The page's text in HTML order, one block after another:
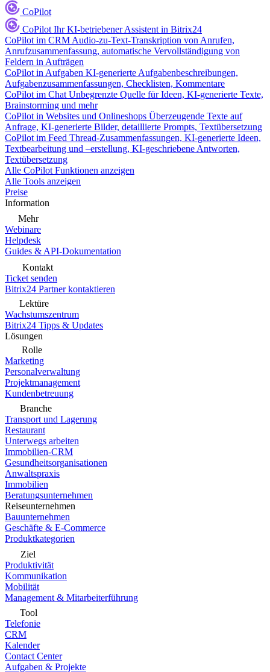
CoPilot
CoPilot Ihr KI-betriebener Assistent in Bitrix24
CoPilot im CRM Audio-zu-Text-Transkription von Anrufen,
Anrufzusammenfassung, automatische Vervollständigung von
Feldern in Aufträgen
CoPilot in Aufgaben KI-generierte Aufgabenbeschreibungen,
Aufgabenzusammenfassungen, Checklisten, Kommentare
CoPilot im Chat Unbegrenzte Quelle für Ideen, KI-generierte Texte,
Brainstorming und mehr
CoPilot in Websites und Onlineshops Überzeugende Texte auf
Anfrage, KI-generierte Bilder, detaillierte Prompts, Textübersetzung
CoPilot im Feed Thread-Zusammenfassungen, KI-generierte Ideen,
Textbearbeitung und –erstellung, KI-geschriebene Antworten,
Textübersetzung
Alle CoPilot Funktionen anzeigen
Alle Tools anzeigen
Preise
Information
Mehr
Webinare
Helpdesk
Guides & API-Dokumentation
Kontakt
Ticket senden
Bitrix24 Partner kontaktieren
Lektüre
Wachstumszentrum
Bitrix24 Tipps & Updates
Lösungen
Rolle
Marketing
Personalverwaltung
Projektmanagement
Kundenbetreuung
Branche
Transport und Lagerung
Restaurant
Unterwegs arbeiten
Immobilien-CRM
Gesundheitsorganisationen
Anwaltspraxis
Immobilien
Beratungsunternehmen
Reiseunternehmen
Bauunternehmen
Geschäfte & E-Commerce
Produktkategorien
Ziel
Produktivität
Kommunikation
Mobilität
Management & Mitarbeiterführung
Tool
Telefonie
CRM
Kalender
Contact Center
Aufgaben & Projekte